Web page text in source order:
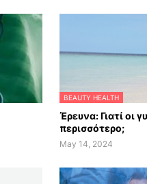
BEAUTY HEALTH
Έρευνα: Γιατί οι
περισσότερο;
May 14, 2024